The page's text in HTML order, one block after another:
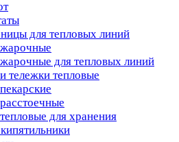
для тепловых линий
для тепловых линий
тепловые
для хранения